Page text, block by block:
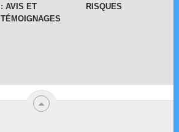
: AVIS ET
TÉMOIGNAGES
RISQUES